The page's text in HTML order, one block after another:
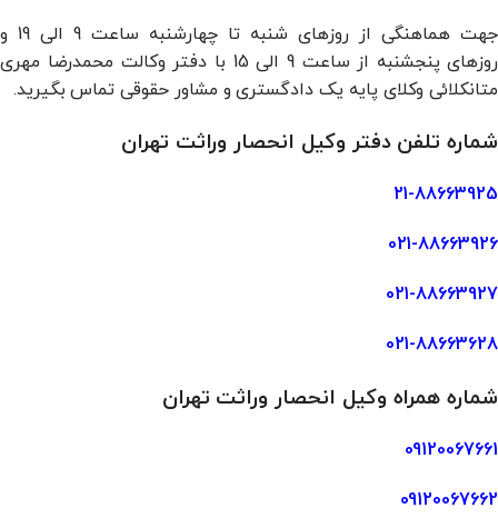
جهت هماهنگی از روزهای شنبه تا چهارشنبه ساعت 9 الی 19 و
روزهای پنجشنبه از ساعت 9 الی 15 با دفتر وکالت محمدرضا مهری
متانکلائی وکلای پایه یک دادگستری و مشاور حقوقی تماس بگیرید.
شماره تلفن دفتر وکیل انحصار وراثت تهران
21-88663925
021-88663926
021-88663927
021-88663628
شماره همراه وکیل انحصار وراثت تهران
09120067661
09120067662